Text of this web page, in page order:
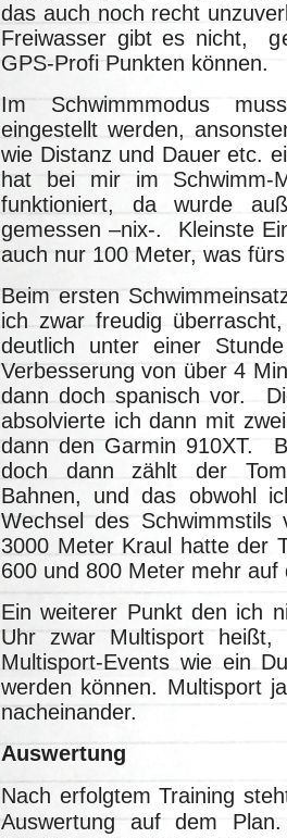
das auch noch recht
Freiwasser gibt es nicht,
GPS-Profi Punkten können.
Im Schwimmmodus
eingestellt werden,
wie Distanz und Dauer etc.
hat bei mir im Schwimm-
funktioniert, da wurde
gemessen –nix-. Kleinste
auch nur 100 Meter, was
Beim ersten
ich zwar freudig
deutlich unter einer
Verbesserung von über 4
dann doch spanisch vor.
absolvierte ich dann mit
dann den Garmin 910XT.
doch dann zählt der
Bahnen, und das obwohl
Wechsel des
3000 Meter Kraul hatte der
600 und 800 Meter mehr auf
Ein weiterer Punkt den ich
Uhr zwar Multisport heißt,
Multisport-Events wie ein
werden können. Multisport
nacheinander.
Auswertung
Nach erfolgtem Training
Auswertung auf dem